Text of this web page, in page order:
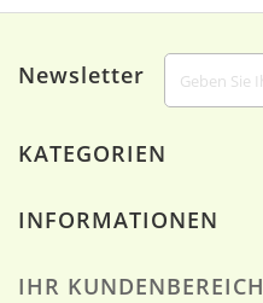
Newsletter
KATEGORIEN
INFORMATIONEN
IHR KUNDENBEREICH